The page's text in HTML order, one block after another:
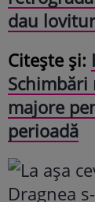
dau
Citește și:
majore
perioadă